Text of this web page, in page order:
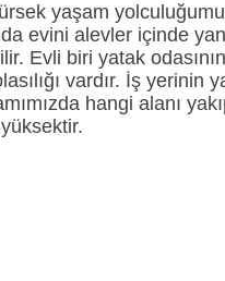
yaşam
evini alevler içinde
Evli biri yatak
vardır. İş yerinin
hangi alanı